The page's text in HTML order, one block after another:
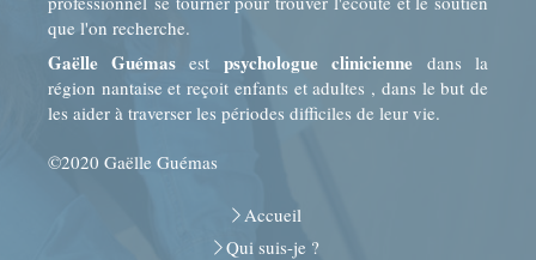
que l'on recherche.
Gaëlle Guémas est psychologue clinicienne dans la
région nantaise et reçoit enfants et adultes , dans le but de
les aider à traverser les périodes difficiles de leur vie.
©2020 Gaëlle Guémas
Accueil
Qui suis-je ?